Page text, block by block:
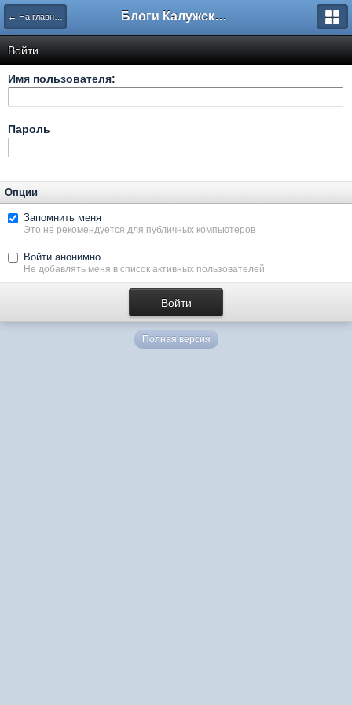
← На главную Блоги Калужского перекрестка
Войти
Имя пользователя:
Пароль
Опции
Запомнить меня
Это не рекомендуется для публичных компьютеров
Войти анонимно
Не добавлять меня в список активных пользователей
Полная версия